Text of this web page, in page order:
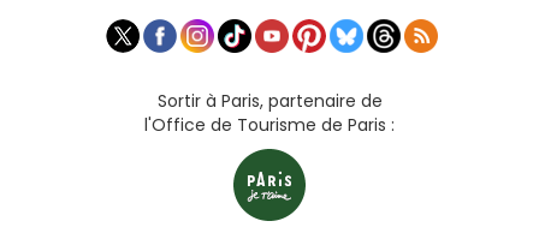
Sortir à Paris, partenaire de
l'Office de Tourisme de Paris :